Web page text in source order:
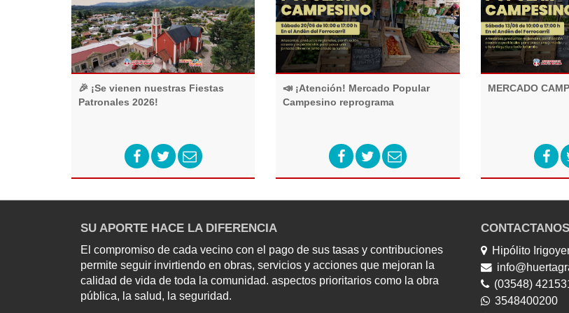
🎉 ¡Se vienen nuestras Fiestas
Patronales 2026!
📣 ¡Atención! Mercado Popular
Campesino reprograma
MERCADO
SU APORTE HACE LA DIFERENCIA
El compromiso de cada vecino con el pago de sus tasas y contribuciones
permite seguir invirtiendo en obras, servicios y acciones que mejoran la
calidad de vida de toda la comunidad. aspectos prioritarios como la obra
pública, la salud, la seguridad.
CONTACTANOS
Hipólito
(03548)
3548400200